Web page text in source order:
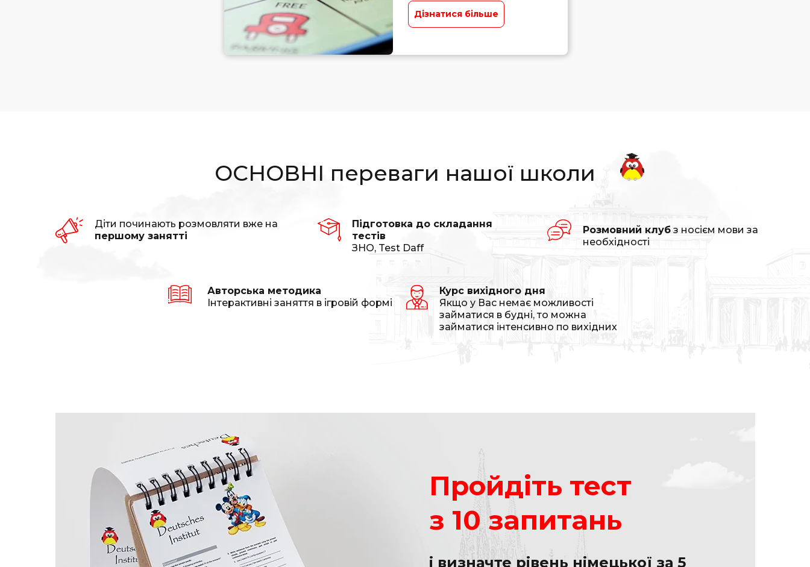
Дізнатися більше
ОСНОВНІ переваги нашої школи
Діти починають розмовляти вже на
першому занятті
Розмовний клуб з носієм мови за
необхідності
Підготовка до складання
тестів
ЗНО, Test Daff
Курс вихідного дня
Якщо у Вас немає можливості
займатися в будні, то можна
займатися інтенсивно по вихідних
Авторська методика
Інтерактивні заняття в ігровій формі
Пройдіть тест
з 10 запитань
і визначте рівень німецької за 5